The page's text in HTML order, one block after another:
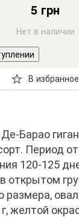
5 грн
Нет в наличии
В избранное
Барао
Период
120-125
открытом
размера,
желтой